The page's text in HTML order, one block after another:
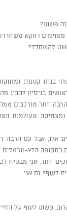
פשוט?
דווקא
להשתדל?
בנות קטנות
בניסיון
יותר מורכבים
מעולמות
אבל עם הרבה
בתקופה הלא-
יותר. אני מבטיח
לעוף? גם אני.
פשוט לעוף על